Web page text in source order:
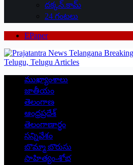
దక్కన్.కామ్
24 గంటలు
EPaper
ముఖ్యాంశాలు
జాతీయం
తెలంగాణ
ఆంధ్రప్రదేశ్
తెలంగాణార్థం
సన్నివేశం
బొమ్మా బొరుసు
సాహిత్యం-శోభ